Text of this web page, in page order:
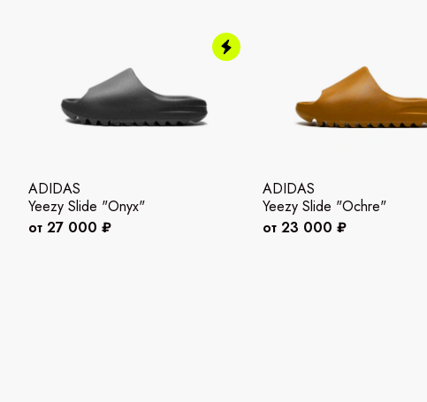
ADIDAS
Yeezy Slide "Onyx"
от 27 000 ₽
ADIDAS
Yeezy Slide "Ochre"
от 23 000 ₽